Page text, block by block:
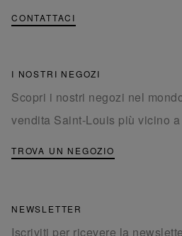
CONTATTACI
I NOSTRI NEGOZI
Scopri i nostri negozi nel
vendita Saint-Louis più vicino a
TROVA UN NEGOZIO
NEWSLETTER
Iscriviti per ricevere la